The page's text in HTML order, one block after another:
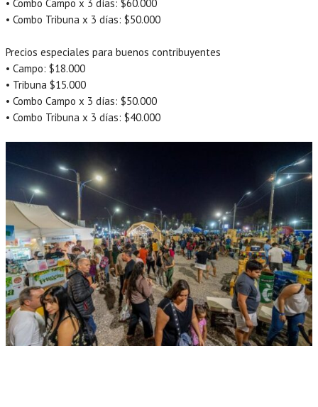
• Combo Campo x 3 días: $60.000
• Combo Tribuna x 3 días: $50.000
Precios especiales para buenos contribuyentes
• Campo: $18.000
• Tribuna $15.000
• Combo Campo x 3 días: $50.000
• Combo Tribuna x 3 días: $40.000